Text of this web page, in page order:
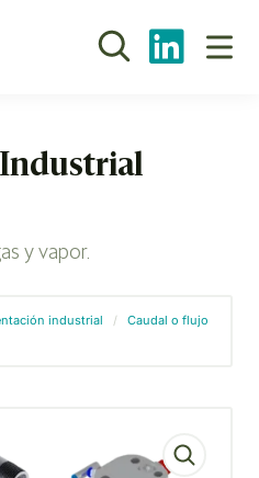
y vapor.
industrial /
Caudal o flujo